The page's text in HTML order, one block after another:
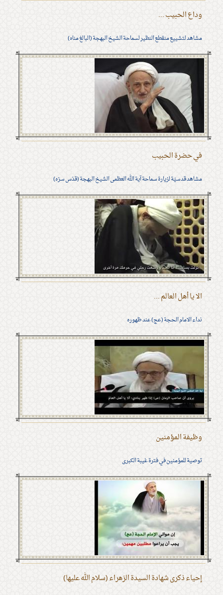
وداع الحبيب ...
مشاهد لتشييع منقطع النظير لسماحة الشيخ البهجة (البالغ مناه)
في حضرة الحبيب
مشاهد قدسيّة لزيارة سماحة آية الله العظمى الشيخ البهجة (قدّس سرّه)
الا يا أهل العالم ...
نداء الامام الحجة (عج) عند ظهوره
وظيفة المؤمنين
توصية للمؤمنين في فترة غيبة الكبرى
إحياء ذكرى شهادة السيدة الزهراء (سلام الله عليها)